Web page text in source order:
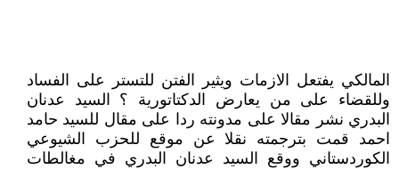
المالكي يفتعل الازمات ويثير الفتن للتستر على الفساد
وللقضاء على من يعارض الدكتاتورية ؟ السيد عدنان
البدري نشر مقالا على مدونته ردا على مقال للسيد حامد
احمد قمت بترجمته نقلا عن موقع للحزب الشيوعي
الكوردستاني ووقع السيد عدنان البدري في مغالطات